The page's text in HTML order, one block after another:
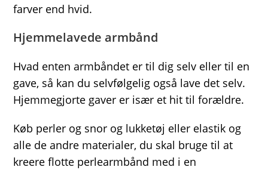
farver end hvid.
Hjemmelavede armbånd
Hvad enten armbåndet er til dig selv eller til en
gave, så kan du selvfølgelig også lave det selv.
Hjemmegjorte gaver er især et hit til forældre.
Køb perler og snor og lukketøj eller elastik og
alle de andre materialer, du skal bruge til at
kreere flotte perlearmbånd med i en